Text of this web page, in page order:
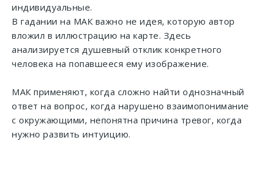
индивидуальные.
В гадании на МАК важно не идея, которую автор
вложил в иллюстрацию на карте. Здесь
анализируется душевный отклик конкретного
человека на попавшееся ему изображение.
МАК применяют, когда сложно найти однозначный
ответ на вопрос, когда нарушено взаимопонимание
с окружающими, непонятна причина тревог, когда
нужно развить интуицию.